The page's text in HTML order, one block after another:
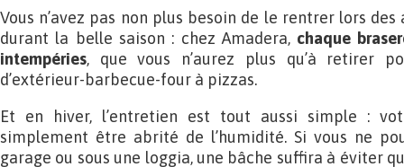
Vous n’avez pas non plus besoin de le rentrer lors
durant la belle saison : chez Amadera, chaque
intempéries, que vous n’aurez plus qu’à retirer
d’extérieur-barbecue-four à pizzas.
Et en hiver, l’entretien est tout aussi simple :
simplement être abrité de l’humidité. Si vous ne
garage ou sous une loggia, une bâche suffira à éviter